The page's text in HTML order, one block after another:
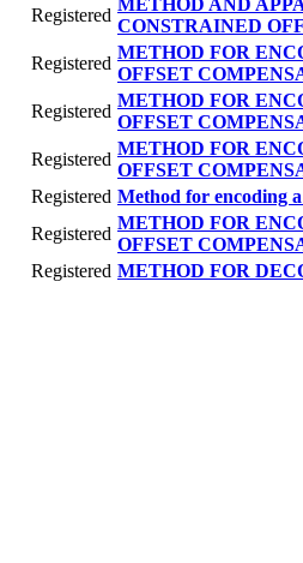
Registered
METHOD AND
CONSTRAINED
Registered
METHOD FOR
OFFSET
Registered
METHOD FOR
OFFSET
Registered
METHOD FOR
OFFSET
Registered Method for encoding
Registered
METHOD FOR
OFFSET
Registered METHOD FOR